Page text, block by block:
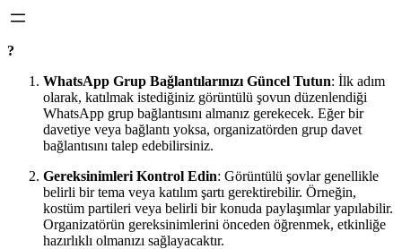
?
WhatsApp Grup Bağlantılarınızı Güncel Tutun: İlk adım
olarak, katılmak istediğiniz görüntülü şovun düzenlendiği
WhatsApp grup bağlantısını almanız gerekecek. Eğer bir
davetiye veya bağlantı yoksa, organizatörden grup davet
bağlantısını talep edebilirsiniz.
Gereksinimleri Kontrol Edin: Görüntülü şovlar genellikle
belirli bir tema veya katılım şartı gerektirebilir. Örneğin,
kostüm partileri veya belirli bir konuda paylaşımlar yapılabilir.
Organizatörün gereksinimlerini önceden öğrenmek, etkinliğe
hazırlıklı olmanızı sağlayacaktır.